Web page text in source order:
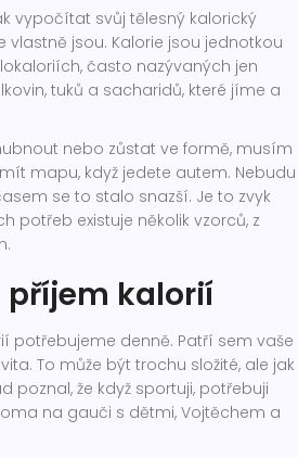
vypočítat svůj tělesný kalorický
jsou. Kalorie jsou jednotkou
často nazývaných jen
tuků a sacharidů, které jíme a
nebo zůstat ve formě, musím
mapu, když jedete autem. Nebudu
se to stalo snazší. Je to zvyk
potřeb existuje několik vzorců, z
kalorií
potřebujeme denně. Patří sem vaše
To může být trochu složité, ale jak
poznal, že když sportuji, potřebuji
na gauči s dětmi, Vojtěchem a